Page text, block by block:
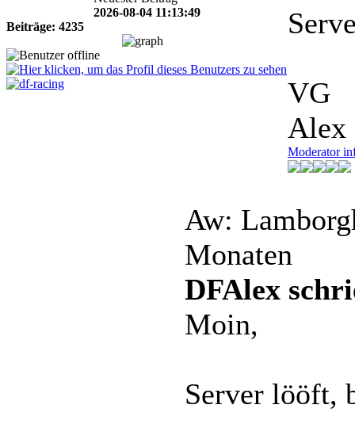
2026-08-04 11:13:49
Beiträge: 4235
VG
Alex
Moderator
Aw:
Monaten
DFAlex
Moin,
Server lööft,